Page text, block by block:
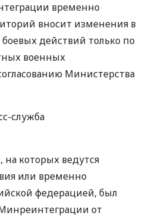
временно
вносит изменения в
действий только по
военных
Министерства
служба
которых ведутся
или временно
федерацией, был
от